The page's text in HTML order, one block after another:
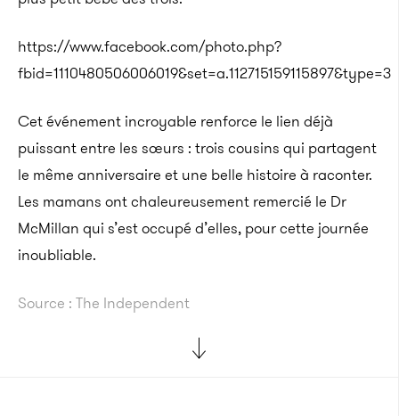
https://www.facebook.com/photo.php?
fbid=1110480506006019&set=a.112715159115897&type=3
Cet événement incroyable renforce le lien déjà
puissant entre les sœurs : trois cousins qui partagent
le même anniversaire et une belle histoire à raconter.
Les mamans ont chaleureusement remercié le Dr
McMillan qui s’est occupé d’elles, pour cette journée
inoubliable.
Source : The Independent